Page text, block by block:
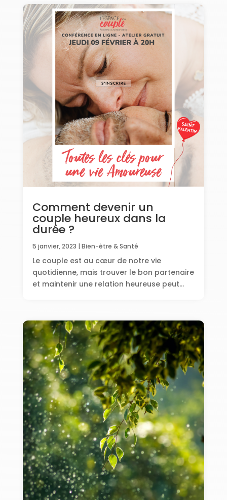
Comment devenir un
couple heureux dans la
durée ?
5 janvier, 2023 | Bien-être & Santé
Le couple est au cœur de notre vie
quotidienne, mais trouver le bon partenaire
et maintenir une relation heureuse peut...